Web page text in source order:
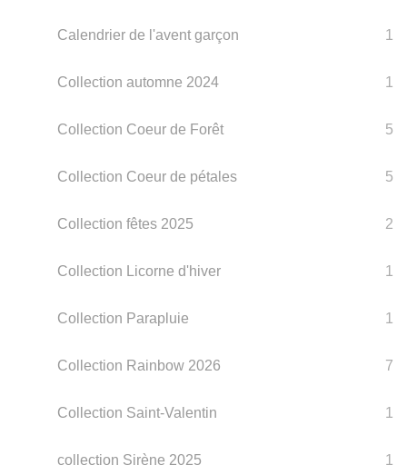
Calendrier de l'avent garçon 1
Collection automne 2024 1
Collection Coeur de Forêt 5
Collection Coeur de pétales 5
Collection fêtes 2025 2
Collection Licorne d'hiver 1
Collection Parapluie 1
Collection Rainbow 2026 7
Collection Saint-Valentin 1
collection Sirène 2025 1